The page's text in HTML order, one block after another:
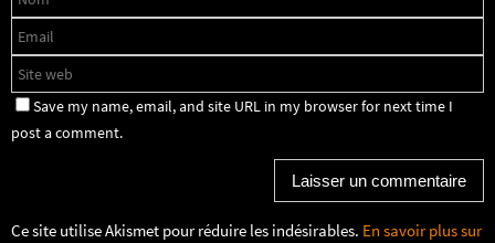
Save my name, email, and site URL in my browser for next time I
post a comment.
Ce site utilise Akismet pour réduire les indésirables. En savoir plus sur